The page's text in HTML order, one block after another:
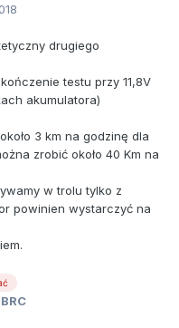
drugiego
testu przy 11,8V
akumulatora)
3 km na godzinę dla
zrobić około 40 Km na
w trolu tylko z
powinien wystarczyć na